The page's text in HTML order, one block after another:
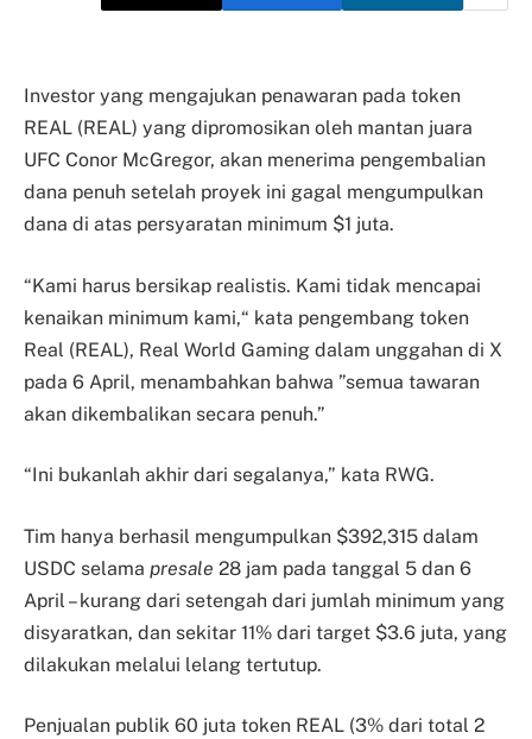
Investor yang mengajukan penawaran pada token
REAL (REAL) yang dipromosikan oleh mantan juara
UFC Conor McGregor, akan menerima pengembalian
dana penuh setelah proyek ini gagal mengumpulkan
dana di atas persyaratan minimum $1 juta.
“Kami harus bersikap realistis. Kami tidak mencapai
kenaikan minimum kami,“ kata pengembang token
Real (REAL), Real World Gaming dalam unggahan di X
pada 6 April, menambahkan bahwa ”semua tawaran
akan dikembalikan secara penuh.”
“Ini bukanlah akhir dari segalanya,” kata RWG.
Tim hanya berhasil mengumpulkan $392,315 dalam
USDC selama presale 28 jam pada tanggal 5 dan 6
April – kurang dari setengah dari jumlah minimum yang
disyaratkan, dan sekitar 11% dari target $3.6 juta, yang
dilakukan melalui lelang tertutup.
Penjualan publik 60 juta token REAL (3% dari total 2